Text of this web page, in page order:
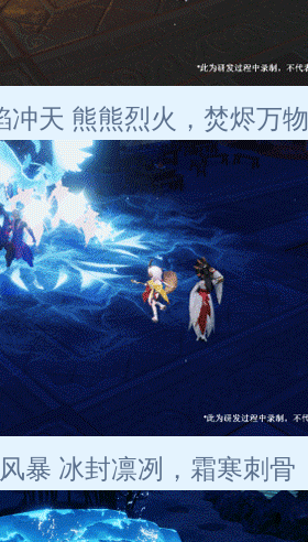
冲天 熊熊烈火，焚烬万物
暴 冰封凛冽，霜寒刺骨